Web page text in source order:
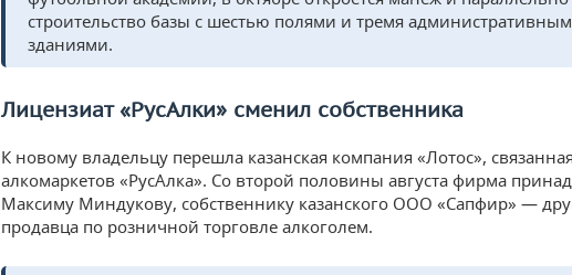
строительство базы с шестью полями и тремя
зданиями.
Лицензиат «РусАлки» сменил собственника
К новому владельцу перешла казанская компания «Лотос»,
алкомаркетов «РусАлка». Со второй половины августа фирма
Максиму Миндукову, собственнику казанского ООО «Сапфир» —
продавца по розничной торговле алкоголем.